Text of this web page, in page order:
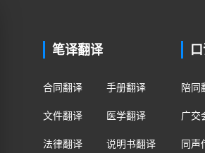
笔译翻译
合同翻译
手册翻译
文件翻译
医学翻译
法律翻译
说明书翻译
陪同
广交
同声